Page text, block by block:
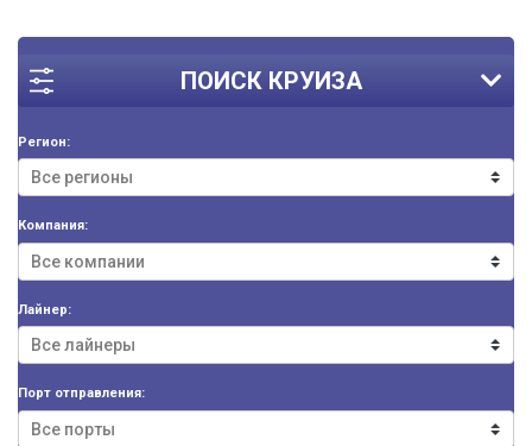
ПОИСК КРУИЗА
Регион:
Компания:
Лайнер:
Порт отправления: